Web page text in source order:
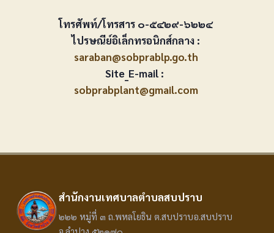
โทรศัพท์/โทรสาร ๐-๕๔๒๙-๖๒๒๔
ไปรษณีย์อิเล็กทรอนิกส์กลาง :
saraban@sobprablp.go.th
Site_E-mail :
sobprabplant@gmail.com
สำนักงานเทศบาลตำบลสบปราบ
๒๒๒ หมู่ที่ ๓ ถ.พหลโยธิน ต.สบปราบอ.สบปราบ